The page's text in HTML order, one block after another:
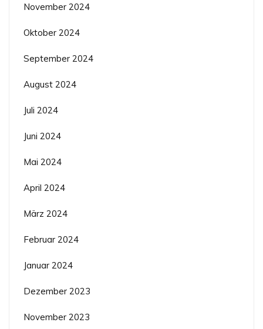
November 2024
Oktober 2024
September 2024
August 2024
Juli 2024
Juni 2024
Mai 2024
April 2024
März 2024
Februar 2024
Januar 2024
Dezember 2023
November 2023